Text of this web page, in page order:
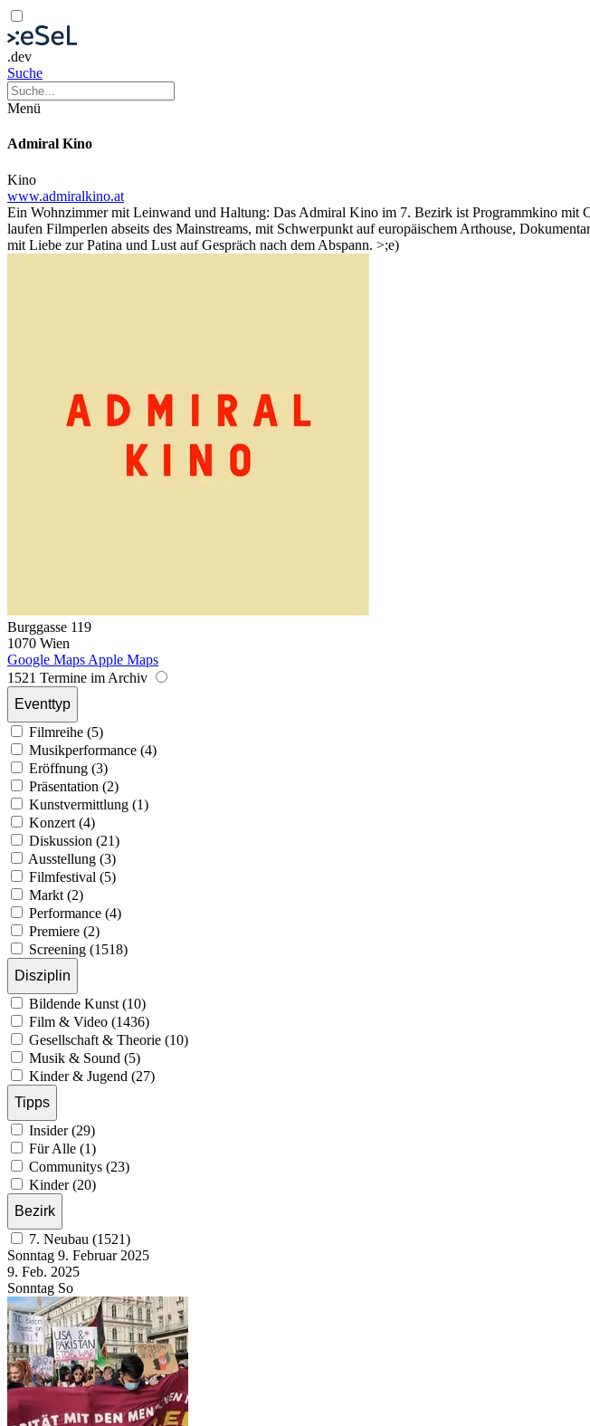
.dev
Suche
Menü
Admiral Kino
Kino
www.admiralkino.at
Ein Wohnzimmer mit Leinwand und Haltung: Das Admiral Kino im 7. Bezirk ist Programmkino mit
laufen Filmperlen abseits des Mainstreams, mit Schwerpunkt auf europäischem Arthouse,
mit Liebe zur Patina und Lust auf Gespräch nach dem Abspann. >;e)
Burggasse 119
1070 Wien
Google Maps Apple Maps
1521 Termine im Archiv
Eventtyp
Filmreihe (5)
Musikperformance (4)
Eröffnung (3)
Präsentation (2)
Kunstvermittlung (1)
Konzert (4)
Diskussion (21)
Ausstellung (3)
Filmfestival (5)
Markt (2)
Performance (4)
Premiere (2)
Screening (1518)
Disziplin
Bildende Kunst (10)
Film & Video (1436)
Gesellschaft & Theorie (10)
Musik & Sound (5)
Kinder & Jugend (27)
Tipps
Insider (29)
Für Alle (1)
Communitys (23)
Kinder (20)
Bezirk
7. Neubau (1521)
Sonntag 9. Februar 2025
9. Feb. 2025
Sonntag So